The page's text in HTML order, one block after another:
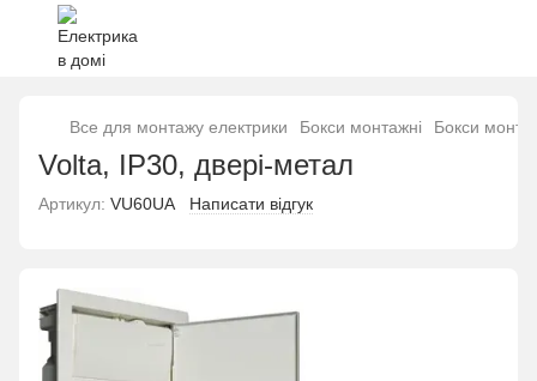
Все для монтажу електрики Бокси монтажні Бокси
Volta, IP30, двері-метал
Артикул: VU60UA Написати відгук